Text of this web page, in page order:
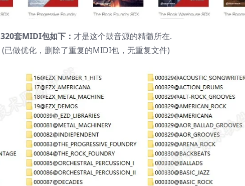
320套MIDI包如下： 才是这个鼓音源的精髓所在.
(已做优化，删除了重复的MIDI包，无重复文件)